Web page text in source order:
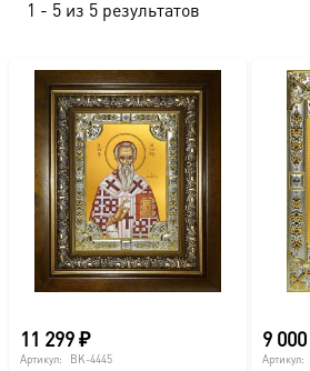
1 - 5 из 5 результатов
11 299₽
Артикул: BK-4445
9 000
Артикул: